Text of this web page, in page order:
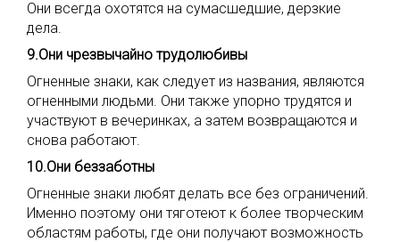
Они всегда охотятся на сумасшедшие, дерзкие
дела.
9.Они чрезвычайно трудолюбивы
Огненные знаки, как следует из названия, являются
огненными людьми. Они также упорно трудятся и
участвуют в вечеринках, а затем возвращаются и
снова работают.
10.Они беззаботны
Огненные знаки любят делать все без ограничений.
Именно поэтому они тяготеют к более творческим
областям работы, где они получают возможность